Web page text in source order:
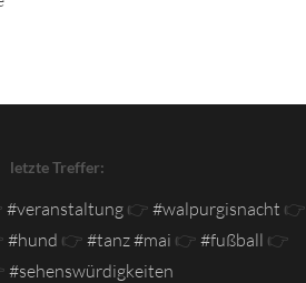
letzte Treffer:
#veranstaltung 👉 #walpurgisnacht 👉
#hund 👉 #tanz #mai 👉 #fußball 👉
#sehenswürdigkeiten